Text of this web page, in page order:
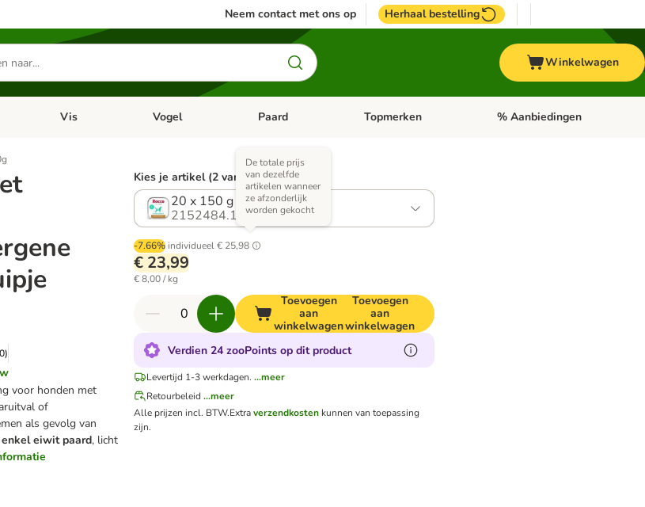
Neem contact met ons op Herhaal bestelling
Winkelwagen
ApotheekOpen categorie menu: Kleine dieren
Vis Open categorie menu: Vis
Vogel Open categorie menu: Vogel
Paard Open categorie menu: Paard
Topmerken Open categorie menu:
% Aanbiedingen
0)
voor honden met
of
als gevolg van
enkel eiwit paard, licht
Kies je artikel (2 varianten)
20 x 150 g
2152484.1
-7.66% individueel€ 25,98
De totale prijs
van dezelfde
artikelen wanneer
ze afzonderlijk
worden gekocht
€ 23,99
€ 8,00 / kg
Toevoegen
aan
winkelwagen
Toevoegen
aan
winkelwagen
Verdien 24 zooPoints op dit product
Levertijd 1-3 werkdagen. ...meer
Retourbeleid ...meer
Alle prijzen incl. BTW.Extraverzendkosten kunnen van toepassing
zijn.